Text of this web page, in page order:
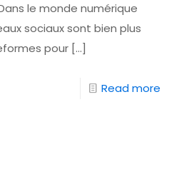
le monde numérique
sociaux sont bien plus
pour […]
Read more